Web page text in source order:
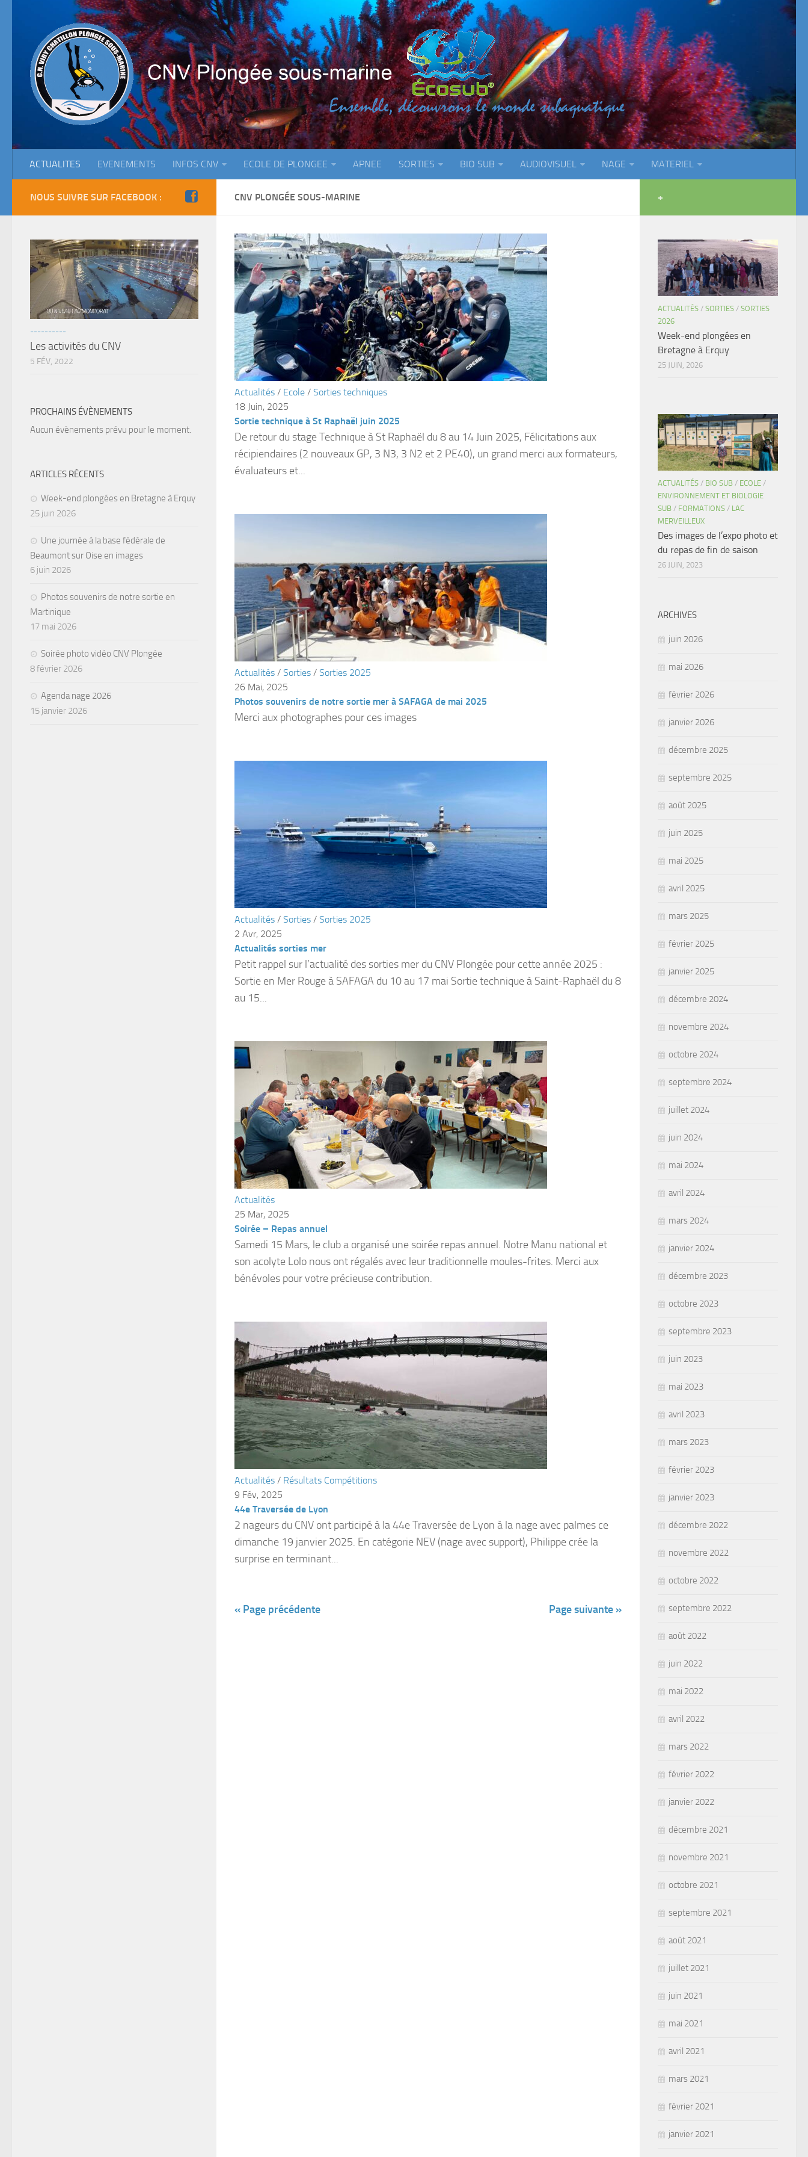
ACTUALITES EVENEMENTS INFOS CNV ECOLE DE PLONGEE APNEE SORTIES BIO SUB AUDIOVISUEL NAGE MATERIEL
CNV PLONGÉE SOUS-MARINE
Actualités / Ecole / Sorties techniques
18 Juin, 2025
Sortie technique à St Raphaël juin 2025
De retour du stage Technique à St Raphaël du 8 au 14 Juin 2025, Félicitations aux
récipiendaires (2 nouveaux GP, 3 N3, 3 N2 et 2 PE40), un grand merci aux formateurs,
évaluateurs et...
Actualités / Sorties / Sorties 2025
26 Mai, 2025
Photos souvenirs de notre sortie mer à SAFAGA de mai 2025
Merci aux photographes pour ces images
Actualités / Sorties / Sorties 2025
2 Avr, 2025
Actualités sorties mer
Petit rappel sur l’actualité des sorties mer du CNV Plongée pour cette année 2025 :
Sortie en Mer Rouge à SAFAGA du 10 au 17 mai Sortie technique à Saint-Raphaël du 8
au 15...
Actualités
25 Mar, 2025
Soirée – Repas annuel
Samedi 15 Mars, le club a organisé une soirée repas annuel. Notre Manu national et
son acolyte Lolo nous ont régalés avec leur traditionnelle moules-frites. Merci aux
bénévoles pour votre précieuse contribution.
Actualités / Résultats Compétitions
9 Fév, 2025
44e Traversée de Lyon
2 nageurs du CNV ont participé à la 44e Traversée de Lyon à la nage avec palmes ce
dimanche 19 janvier 2025. En catégorie NEV (nage avec support), Philippe crée la
surprise en terminant...
« Page précédente Page suivante »
NOUS SUIVRE SUR FACEBOOK :
----------
Les activités du CNV
5 FÉV, 2022
PROCHAINS ÉVÈNEMENTS
Aucun évènements prévu pour le moment.
ARTICLES RÉCENTS
Week-end plongées en Bretagne à Erquy
25 juin 2026
Une journée à la base fédérale de
Beaumont sur Oise en images
6 juin 2026
Photos souvenirs de notre sortie en
Martinique
17 mai 2026
Soirée photo vidéo CNV Plongée
8 février 2026
Agenda nage 2026
15 janvier 2026
+
ACTUALITÉS / SORTIES / SORTIES
2026
Week-end plongées en
Bretagne à Erquy
25 JUIN, 2026
ACTUALITÉS / BIO SUB / ECOLE /
ENVIRONNEMENT ET BIOLOGIE
SUB / FORMATIONS / LAC
MERVEILLEUX
Des images de l’expo photo et
du repas de fin de saison
26 JUIN, 2023
ARCHIVES
juin 2026
mai 2026
février 2026
janvier 2026
décembre 2025
septembre 2025
août 2025
juin 2025
mai 2025
avril 2025
mars 2025
février 2025
janvier 2025
décembre 2024
novembre 2024
octobre 2024
septembre 2024
juillet 2024
juin 2024
mai 2024
avril 2024
mars 2024
janvier 2024
décembre 2023
octobre 2023
septembre 2023
juin 2023
mai 2023
avril 2023
mars 2023
février 2023
janvier 2023
décembre 2022
novembre 2022
octobre 2022
septembre 2022
août 2022
juin 2022
mai 2022
avril 2022
mars 2022
février 2022
janvier 2022
décembre 2021
novembre 2021
octobre 2021
septembre 2021
août 2021
juillet 2021
juin 2021
mai 2021
avril 2021
mars 2021
février 2021
janvier 2021